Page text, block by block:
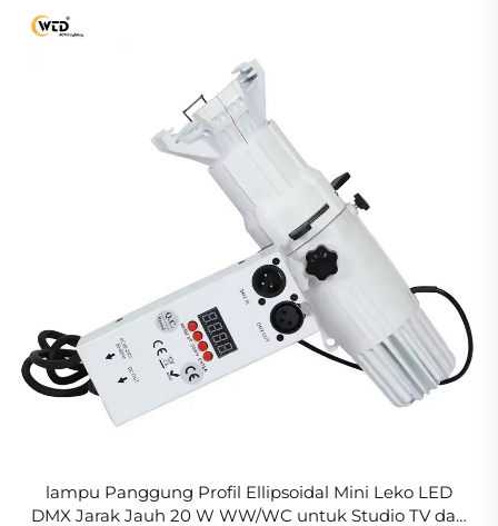
lampu Panggung Profil Ellipsoidal Mini Leko LED
DMX Jarak Jauh 20 W WW/WC untuk Studio TV dan